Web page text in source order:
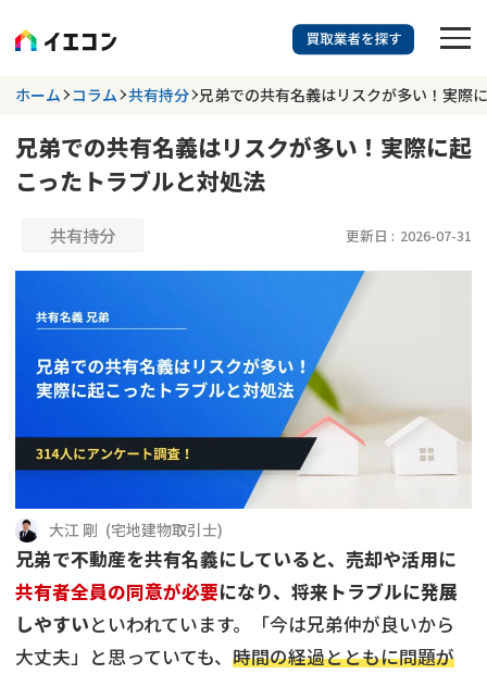
訳あり物件に強い業者を探す
都道府県を選択 相談内容を選択
更新日 :2026年07月31日
相談内容で探す
事故物件
再建築不可 底地
借地
ゴミ屋敷 任意売却
リースバック
不動産売却 再建築不可物件
共有持分
訳あり不動産 不動産投資
土地売却 不動産相続
業者を探す
ホーム コラム 共有持分 兄弟での共有名義はリスクが多い！実際
兄弟での共有名義はリスクが多い！実際に起
こったトラブルと対処法
共有持分 更新日 : 2026-07-31
大江 剛 (宅地建物取引士)
兄弟で不動産を共有名義にしていると、売却や活用に
共有者全員の同意が必要になり、将来トラブルに発展
しやすいといわれています。「今は兄弟仲が良いから
大丈夫」と思っていても、 時間の経過とともに問題が